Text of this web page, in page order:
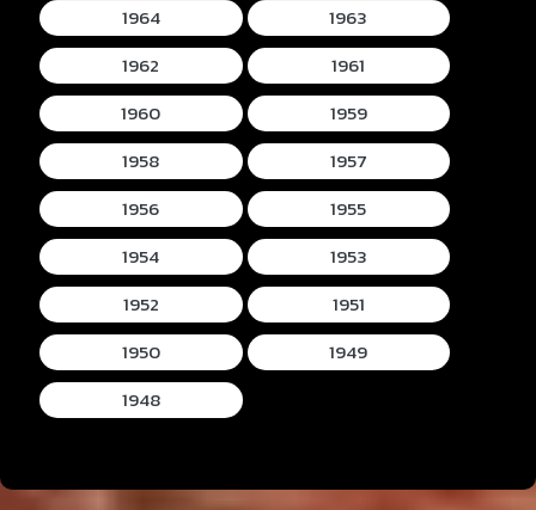
1964
1963
1962
1961
1960
1959
1958
1957
1956
1955
1954
1953
1952
1951
1950
1949
1948